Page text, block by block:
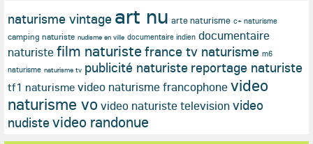
naturisme vintage art nu arte naturisme c+ naturisme
camping naturiste nudisme en ville documentaire indien documentaire
naturistefilm naturistefrance tv naturisme m6
naturisme naturisme tv publicité naturiste reportage naturiste
tf1 naturisme video naturisme francophonevideo
naturisme vo video naturiste televisionvideo
nudistevideo randonue